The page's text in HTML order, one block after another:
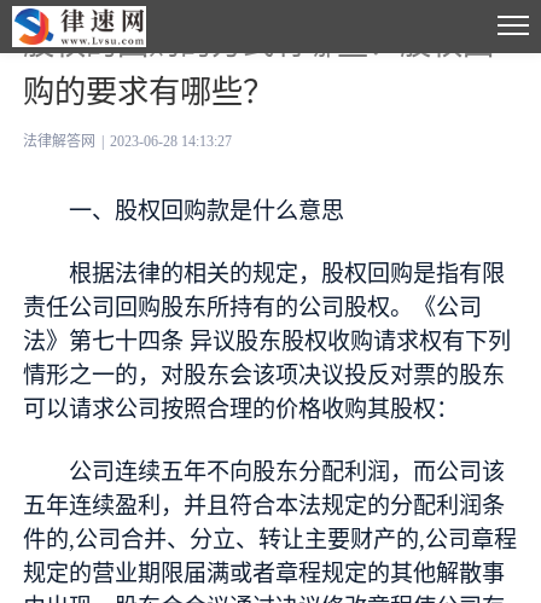
股权的回购的方式有哪些？股权回
购的要求有哪些？
法律解答网 2023-06-28 14:13:27
一、股权回购款是什么意思
根据法律的相关的规定，股权回购是指有限
责任公司回购股东所持有的公司股权。《公司
法》第七十四条 异议股东股权收购请求权有下列
情形之一的，对股东会该项决议投反对票的股东
可以请求公司按照合理的价格收购其股权：
公司连续五年不向股东分配利润，而公司该
五年连续盈利，并且符合本法规定的分配利润条
件的,公司合并、分立、转让主要财产的,公司章程
规定的营业期限届满或者章程规定的其他解散事